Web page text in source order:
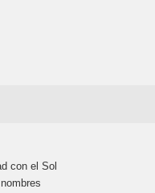
con el Sol